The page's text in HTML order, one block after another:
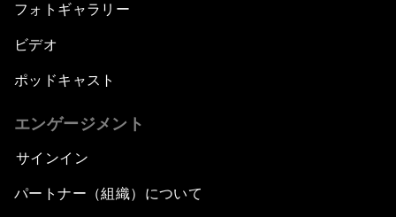
フォトギャラリー
ビデオ
ポッドキャスト
エンゲージメント
サインイン
パートナー（組織）について